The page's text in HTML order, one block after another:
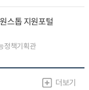
스톱 지원포털
정책기획관
더보기